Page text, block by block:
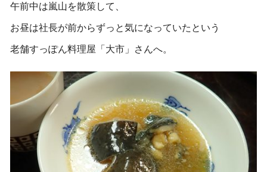
午前中は嵐山を散策して、
お昼は社長が前からずっと気になっていたという
老舗すっぽん料理屋「大市」さんへ。